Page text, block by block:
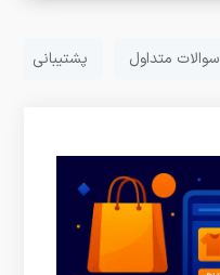
سوالات متداول پشتیبانی